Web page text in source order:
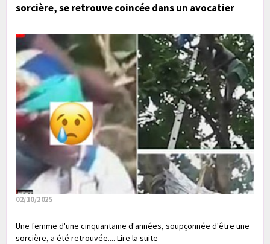
sorcière, se retrouve coincée dans un avocatier
02/10/2025
Une femme d'une cinquantaine d'années, soupçonnée d'être une
sorcière, a été retrouvée.... Lire la suite